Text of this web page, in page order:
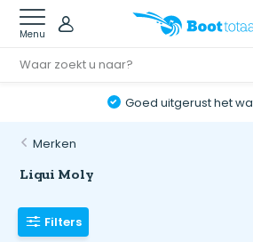
Menu
Goed uitgerust het
Merken
Liqui Moly
Filters